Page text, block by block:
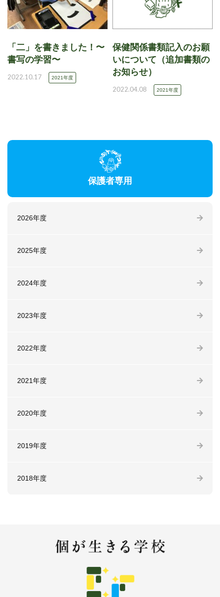
「二」を書きました！〜
書写の学習〜
2022.10.17 2021年度
保健関係書類記入のお願
いについて（追加書類の
お知らせ）
2022.04.08 2021年度
保護者専用
2026年度
2025年度
2024年度
2023年度
2022年度
2021年度
2020年度
2019年度
2018年度